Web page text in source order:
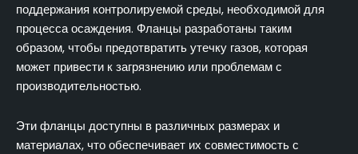
поддержания контролируемой среды, необходимой для
процесса осаждения. Фланцы разработаны таким
образом, чтобы предотвратить утечку газов, которая
может привести к загрязнению или проблемам с
производительностью.
Эти фланцы доступны в различных размерах и
материалах, что обеспечивает их совместимость с